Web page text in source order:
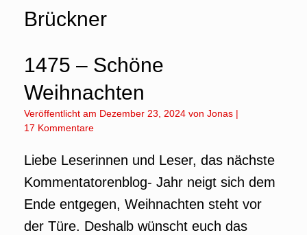
Brückner
1475 – Schöne
Weihnachten
Veröffentlicht am Dezember 23, 2024 von Jonas |
17 Kommentare
Liebe Leserinnen und Leser, das nächste
Kommentatorenblog- Jahr neigt sich dem
Ende entgegen, Weihnachten steht vor
der Türe. Deshalb wünscht euch das